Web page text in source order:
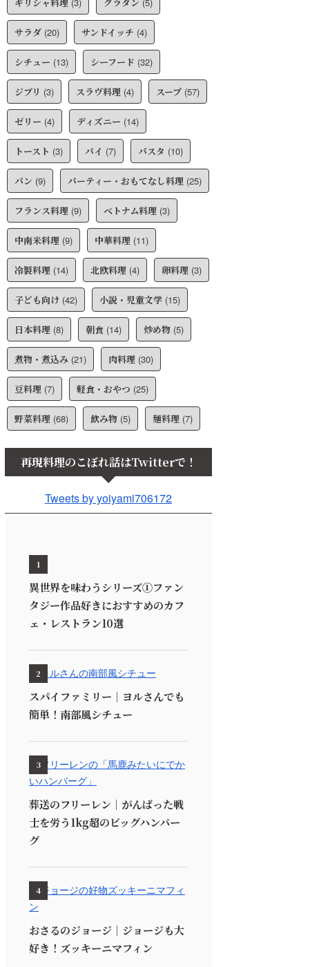
サラダ (20) サンドイッチ (4)
シチュー (13) シーフード (32)
ジブリ (3) スラヴ料理 (4) スープ (57)
ゼリー (4) ディズニー (14)
トースト (3) パイ (7) パスタ (10)
パン (9) パーティー・おもてなし料理 (25)
フランス料理 (9) ベトナム料理 (3)
中南米料理 (9) 中華料理 (11)
冷製料理 (14) 北欧料理 (4) 卵料理 (3)
子ども向け (42) 小説・児童文学 (15)
日本料理 (8) 朝食 (14) 炒め物 (5)
煮物・煮込み (21) 肉料理 (30)
豆料理 (7) 軽食・おやつ (25)
野菜料理 (68) 飲み物 (5) 麺料理 (7)
再現料理のこぼれ話はTwitterで！
Tweets by yoiyami706172
1
異世界を味わうシリーズ①ファン
タジー作品好きにおすすめのカフ
ェ・レストラン10選
2
スパイファミリー｜ヨルさんでも
簡単！南部風シチュー
3
葬送のフリーレン｜がんばった戦
士を労う1kg超のビッグハンバー
グ
4
おさるのジョージ｜ジョージも大
好き！ズッキーニマフィン